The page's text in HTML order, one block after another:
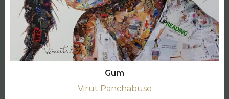
Gum
Virut Panchabuse